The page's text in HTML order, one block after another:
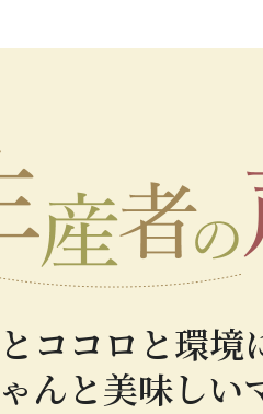
ココロと環境
んと美味しい